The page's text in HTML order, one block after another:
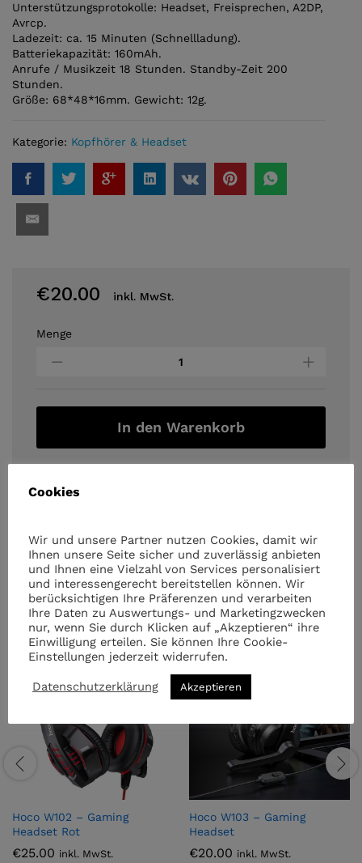
Unterstützungsprotokolle: Headset, Freisprechen, A2DP,
Avrcp.
Ladezeit: ca. 15 Minuten (Schnellladung).
Batteriekapazität: 160mAh.
Anrufe / Musikzeit 18 Stunden. Standby-Zeit 200
Stunden.
Größe: 68*48*16mm. Gewicht: 12g.
Kategorie: Kopfhörer & Headset
€20.00 inkl. MwSt.
Hoco
Headset
Menge
In den Warenkorb
Ähnliche Artikel
Hoco W102 – Gaming
Headset Rot
€25.00 inkl. MwSt.
Hoco W103 – Gaming
Headset
€20.00 inkl. MwSt.
Cookies
Wir und unsere Partner nutzen Cookies, damit wir
Ihnen unsere Seite sicher und zuverlässig anbieten
und Ihnen eine Vielzahl von Services personalisiert
und interessengerecht bereitstellen können. Wir
berücksichtigen Ihre Präferenzen und verarbeiten
Ihre Daten zu Auswertungs- und Marketingzwecken
nur, wenn Sie durch Klicken auf „Akzeptieren“ ihre
Einwilligung erteilen. Sie können Ihre Cookie-
Einstellungen jederzeit widerrufen.
Datenschutzerklärung Akzeptieren